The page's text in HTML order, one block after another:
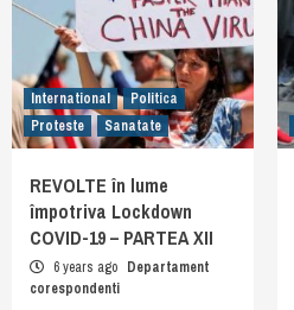
International
Politica
Proteste
Sanatate
REVOLTE în lume
împotriva Lockdown
COVID-19 – PARTEA XII
6 years ago Departament
corespondenti